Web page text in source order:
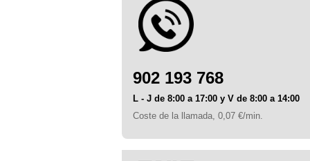
902 193 768
L - J de 8:00 a 17:00 y V de 8:00 a 14:00
Coste de la llamada, 0,07 €/min.